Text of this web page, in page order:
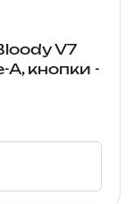
V7
A, кнопки -